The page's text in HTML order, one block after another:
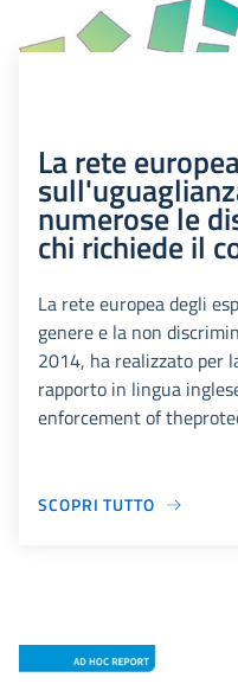
La rete
numerose le
chi richiede il
La rete europea degli
genere e la non
2014, ha realizzato per
rapporto in lingua
enforcement of
SCOPRI TUTTO